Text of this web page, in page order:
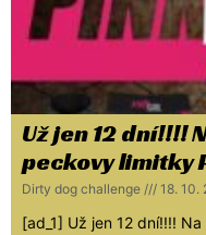
Už jen 12 dní!!!!
peckovy limitky
Dirty dog challenge 18. 10.
[ad_1] Už jen 12 dní!!!!